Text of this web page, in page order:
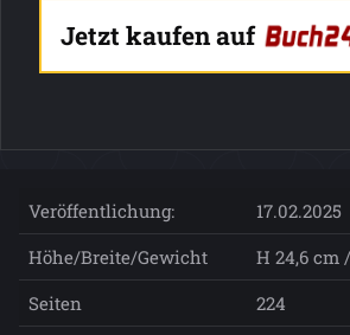
Jetzt kaufen auf
Veröffentlichung:
17.02.2025
Höhe/Breite/Gewicht
H 24,6 cm
Seiten
224